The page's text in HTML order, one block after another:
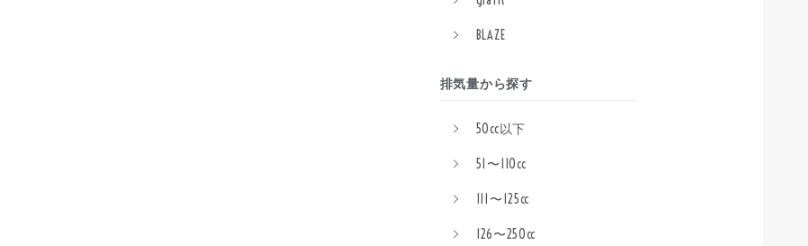
BLAZE
排気量から探す
50cc以下
51〜110cc
111〜125cc
126〜250cc